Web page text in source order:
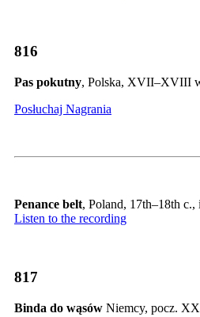
816
Pas pokutny, Polska, XVII–XVIII
Posłuchaj Nagrania
Penance belt, Poland, 17th–18th
Listen to the recording
817
Binda do wąsów Niemcy, pocz.